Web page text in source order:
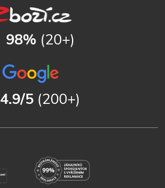
98% (20+)
4.9/5 (200+)